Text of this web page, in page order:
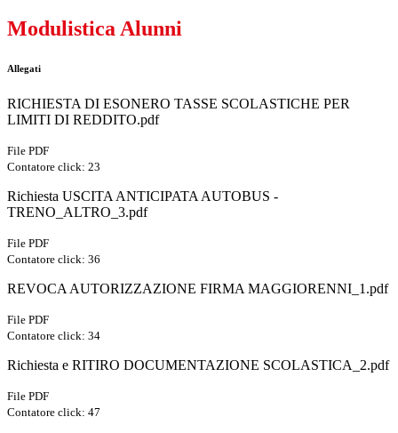
Modulistica Alunni
Allegati
RICHIESTA DI ESONERO TASSE SCOLASTICHE PER
LIMITI DI REDDITO.pdf
File PDF
Contatore click: 23
Richiesta USCITA ANTICIPATA AUTOBUS -
TRENO_ALTRO_3.pdf
File PDF
Contatore click: 36
REVOCA AUTORIZZAZIONE FIRMA MAGGIORENNI_1.pdf
File PDF
Contatore click: 34
Richiesta e RITIRO DOCUMENTAZIONE SCOLASTICA_2.pdf
File PDF
Contatore click: 47